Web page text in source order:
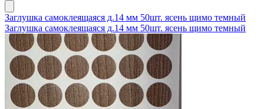
Заглушка самоклеящаяся д.14 мм 50шт. ясень щимо темный
Заглушка самоклеящаяся д.14 мм 50шт. ясень щимо темный